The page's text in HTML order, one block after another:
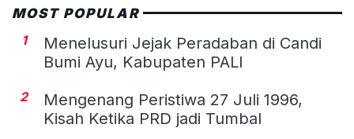
MOST POPULAR
1
Menelusuri Jejak Peradaban di Candi
Bumi Ayu, Kabupaten PALI
2
Mengenang Peristiwa 27 Juli 1996,
Kisah Ketika PRD jadi Tumbal